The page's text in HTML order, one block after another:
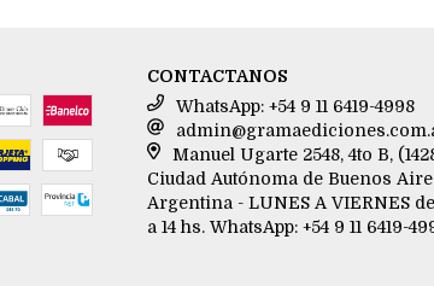
CONTACTANOS
WhatsApp: +54 9 11 6419-4998
Manuel Ugarte 2548, 4to B,
Ciudad Autónoma de Buenos
Argentina - LUNES A VIERNES
a 14 hs. WhatsApp: +54 9 11 6419-